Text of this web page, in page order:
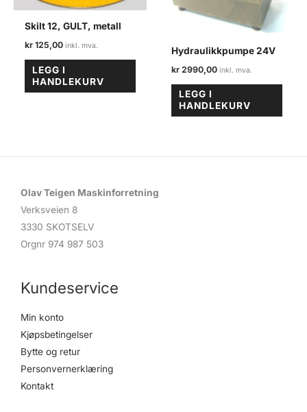
Skilt 12, GULT, metall
kr 125,00
LEGG I
HANDLEKURV
Hydraulikkpumpe 24V
kr 2990,00
LEGG I
HANDLEKURV
Olav Teigen Maskinforretning
Verksveien 8
3330 SKOTSELV
Orgnr 974 987 503
Kundeservice
Min konto
Kjøpsbetingelser
Bytte og retur
Personvernerklæring
Kontakt